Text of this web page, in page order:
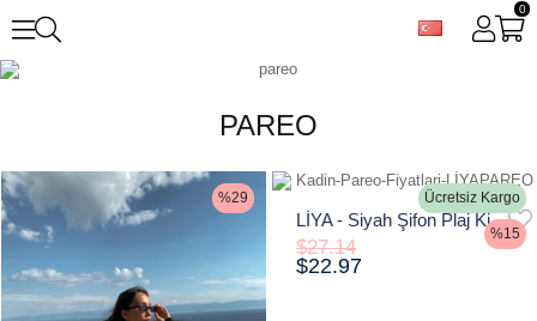
0
PAREO
%29
LİYA - Siyah Şifon Plaj Kimono & Pareo
$22.97
$27.14
Ücretsiz Kargo
%15